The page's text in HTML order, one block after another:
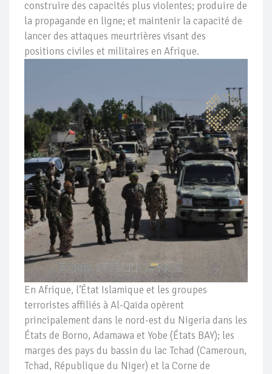
construire des capacités plus violentes; produire de
la propagande en ligne; et maintenir la capacité de
lancer des attaques meurtrières visant des
positions civiles et militaires en Afrique.
En Afrique, l’État Islamique et les groupes
terroristes affiliés à Al-Qaïda opèrent
principalement dans le nord-est du Nigeria dans les
États de Borno, Adamawa et Yobe (États BAY); les
marges des pays du bassin du lac Tchad (Cameroun,
Tchad, République du Niger) et la Corne de